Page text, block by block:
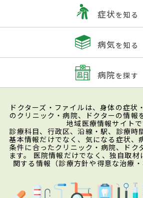
症状を知る
病気を知る
病院を探す
ドクターズ・ファイルは、身体の症状
のクリニック・病院、ドクターの情報
地域医療情報サイトで
診療科目、行政区、沿線・駅、診療時
基本情報だけでなく、気になる症状、
条件に合ったクリニック・病院、ドク
ます。 医院情報だけでなく、独自取材
関する情報（診療方針や得意な治療・